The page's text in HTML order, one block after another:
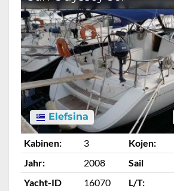
Elefsina
Kabinen: 3 Kojen:
Jahr:
2008 Sail
Yacht-ID
16070 L/T: